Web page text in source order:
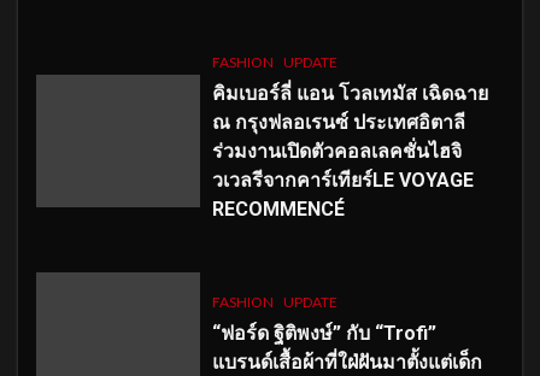
FASHION UPDATE
คิมเบอร์ลี่ แอน โวลเทมัส เฉิดฉาย
ณ กรุงฟลอเรนซ์ ประเทศอิตาลี
ร่วมงานเปิดตัวคอลเลคชั่นไฮจิ
วเวลรีจากคาร์เทียร์LE VOYAGE
RECOMMENCÉ
FASHION UPDATE
“ฟอร์ด ฐิติพงษ์” กับ “Trofi”
แบรนด์เสื้อผ้าที่ใฝ่ฝันมาตั้งแต่เด็ก